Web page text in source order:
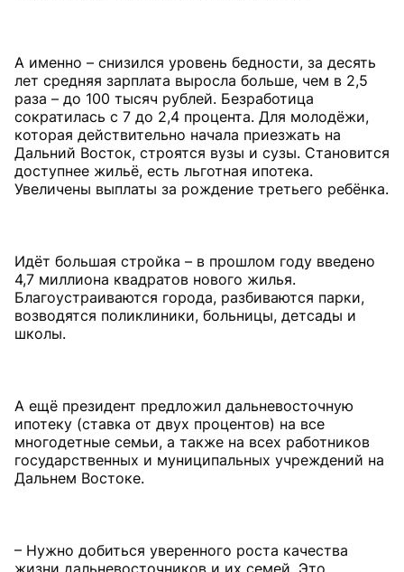
А именно – снизился уровень бедности, за десять
лет средняя зарплата выросла больше, чем в 2,5
раза – до 100 тысяч рублей. Безработица
сократилась с 7 до 2,4 процента. Для молодёжи,
которая действительно начала приезжать на
Дальний Восток, строятся вузы и сузы. Становится
доступнее жильё, есть льготная ипотека.
Увеличены выплаты за рождение третьего ребёнка.
Идёт большая стройка – в прошлом году введено
4,7 миллиона квадратов нового жилья.
Благоустраиваются города, разбиваются парки,
возводятся поликлиники, больницы, детсады и
школы.
А ещё президент предложил дальневосточную
ипотеку (ставка от двух процентов) на все
многодетные семьи, а также на всех работников
государственных и муниципальных учреждений на
Дальнем Востоке.
– Нужно добиться уверенного роста качества
жизни дальневосточников и их семей. Это